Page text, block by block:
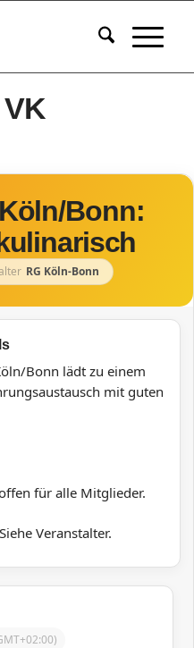
Bonn:
RG Köln-Bonn
Bonn lädt zu einem
mit guten
für alle Mitglieder.
Veranstalter.